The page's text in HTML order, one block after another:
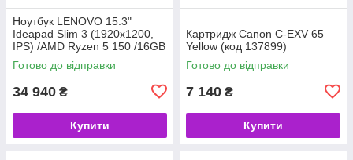
Ноутбук LENOVO 15.3"
Ideapad Slim 3 (1920x1200,
IPS) /AMD Ryzen 5 150 /16GB
/SSD 512GB /AMD Radeon
/DOS /Grey (код 158390)
Готово до відправки
34 940 ₴
Купити
Картридж Canon C-EXV 65
Yellow (код 137899)
Готово до відправки
7 140 ₴
Купити